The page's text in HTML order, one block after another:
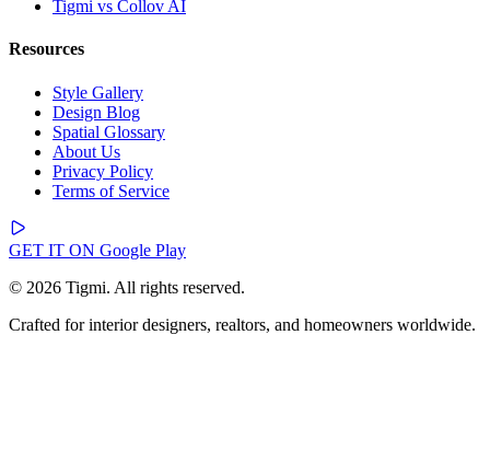
Tigmi vs Collov AI
Resources
Style Gallery
Design Blog
Spatial Glossary
About Us
Privacy Policy
Terms of Service
GET IT ON Google Play
© 2026 Tigmi. All rights reserved.
Crafted for interior designers, realtors, and homeowners worldwide.